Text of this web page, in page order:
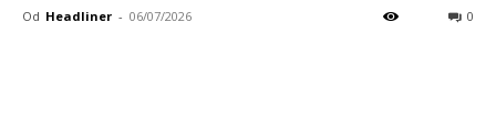
Od Headliner - 06/07/2026 0